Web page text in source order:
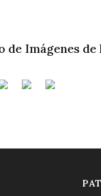
de Imágenes